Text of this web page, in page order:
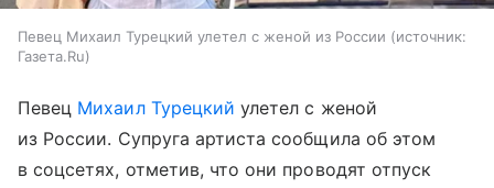
Певец Михаил Турецкий улетел с женой из России
источник:
Газета.Ru
Певец Михаил Турецкий улетел с женой
из России. Супруга артиста сообщила об этом
в соцсетях, отметив, что они проводят отпуск